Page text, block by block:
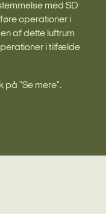
med SD
operationer i
af dette luftrum
i tilfælde
på "Se mere".